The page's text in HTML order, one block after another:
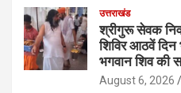
उत्तराखंड
श्रीगुरू सेवक
शिविर आठवें दिन
भगवान शिव की
August 6, 2026